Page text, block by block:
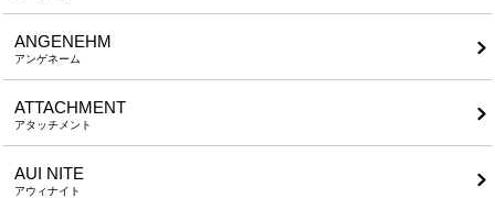
ANGENEHM
アンゲネーム
ATTACHMENT
アタッチメント
AUI NITE
アウィナイト